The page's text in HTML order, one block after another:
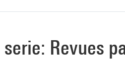
serie: Revues